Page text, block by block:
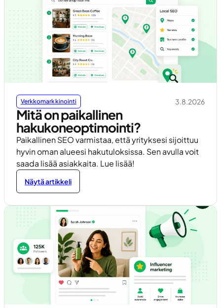
Verkkomarkkinointi 3.8.2026
Mitä on paikallinen
hakukoneoptimointi?
Paikallinen SEO varmistaa, että yrityksesi sijoittuu
hyvin oman alueesi hakutuloksissa. Sen avulla voit
saada lisää asiakkaita. Lue lisää!
Näytä artikkeli